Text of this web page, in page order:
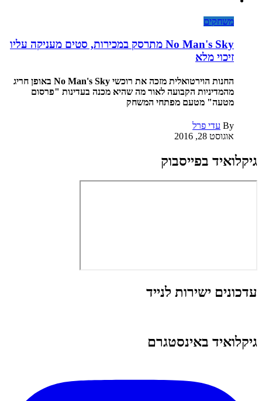
משחקים
No Man's Sky מתרסק במכירות, סטים מעניקה עליו
זיכוי מלא
החנות הוירטואלית מזכה את רוכשי No Man's Sky באופן חריג
מהמדיניות הקבועה לאור מה שהיא מכנה בעדינות "פרסום
מטעה" מטעם מפתחי המשחק
By עדי פרל
אוגוסט 28, 2016
גיקלואיד בפייסבוק
עדכונים ישירות לנייד
גיקלואיד באינסטגרם